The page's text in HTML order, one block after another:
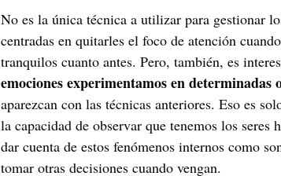
No es la única técnica a utilizar para gestionar
centradas en quitarles el foco de atención
tranquilos cuanto antes. Pero, también, es
emociones experimentamos en
aparezcan con las técnicas anteriores. Eso es
la capacidad de observar que tenemos los seres
dar cuenta de estos fenómenos internos como
tomar otras decisiones cuando vengan.